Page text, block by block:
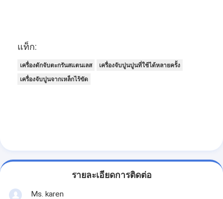
จอทตอนนี้
รั้วสนามปาเดล
แท็ก:
เครื่องดักจับตะกรันสแตนเลส
เครื่องจับปูนปูนที่ใช้ได้หลายครั้ง
เครื่องจับปูนจากเหล็กไร้ขัด
รายละเอียดการติดต่อ
Ms. karen